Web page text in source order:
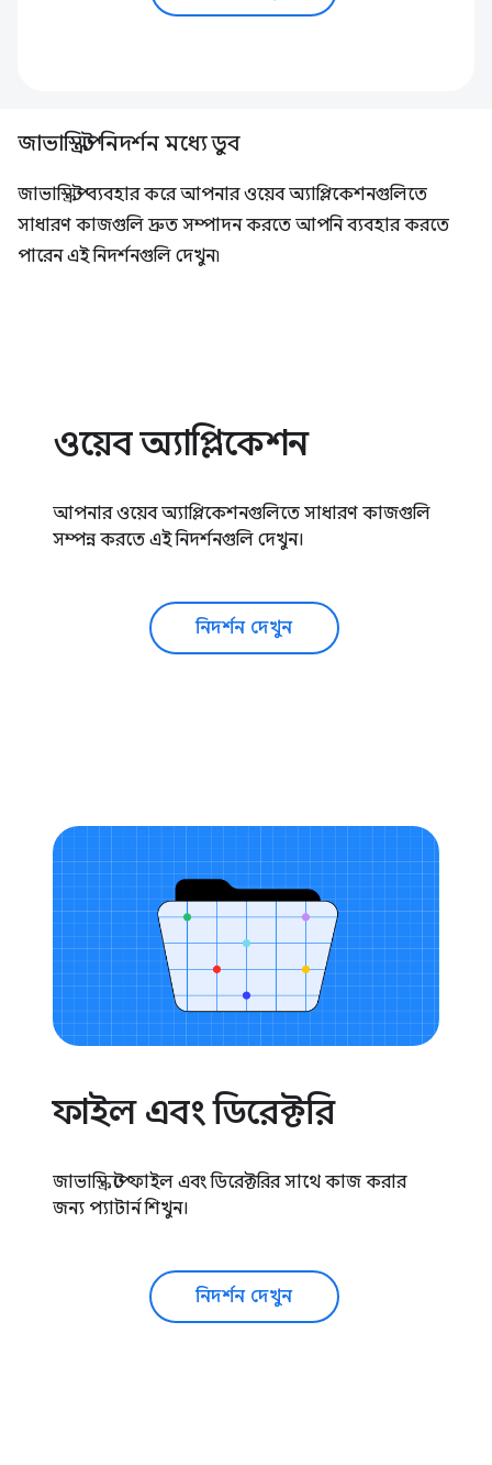
জাভাস্ক্রিপ্ট নিদর্শন মধ্যে ডুব
জাভাস্ক্রিপ্ট ব্যবহার করে আপনার ওয়েব অ্যাপ্লিকেশনগুলিতে
সাধারণ কাজগুলি দ্রুত সম্পাদন করতে আপনি ব্যবহার করতে
পারেন এই নিদর্শনগুলি দেখুন৷
ওয়েব অ্যাপ্লিকেশন
আপনার ওয়েব অ্যাপ্লিকেশনগুলিতে সাধারণ কাজগুলি
সম্পন্ন করতে এই নিদর্শনগুলি দেখুন।
নিদর্শন দেখুন
ফাইল এবং ডিরেক্টরি
জাভাস্ক্রিপ্টে ফাইল এবং ডিরেক্টরির সাথে কাজ করার
জন্য প্যাটার্ন শিখুন।
নিদর্শন দেখুন